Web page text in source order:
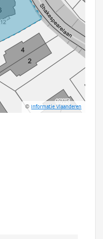
©Informatie Vlaanderen